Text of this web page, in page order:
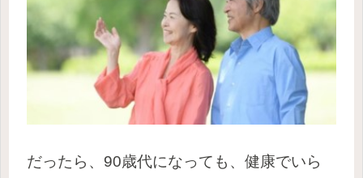
だったら、90歳代になっても、健康でいら